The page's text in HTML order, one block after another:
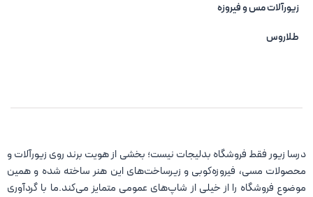
زیورآلات مس و فیروزه‌
طلاروس
درسا زیور فقط فروشگاه بدلیجات نیست؛ بخشی از هویت برند روی زیورآلات و
محصولات مسی، فیروزه‌کوبی و زیرساخت‌های این هنر ساخته شده و همین
موضوع فروشگاه را از خیلی از شاپ‌های عمومی متمایز می‌کند.ما با گردآوری